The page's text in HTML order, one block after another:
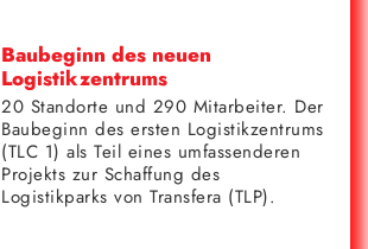
Baubeginn des neuen
Logistikzentrums
20 Standorte und 290 Mitarbeiter. Der
Baubeginn des ersten Logistikzentrums
(TLC 1) als Teil eines umfassenderen
Projekts zur Schaffung des
Logistikparks von Transfera (TLP).